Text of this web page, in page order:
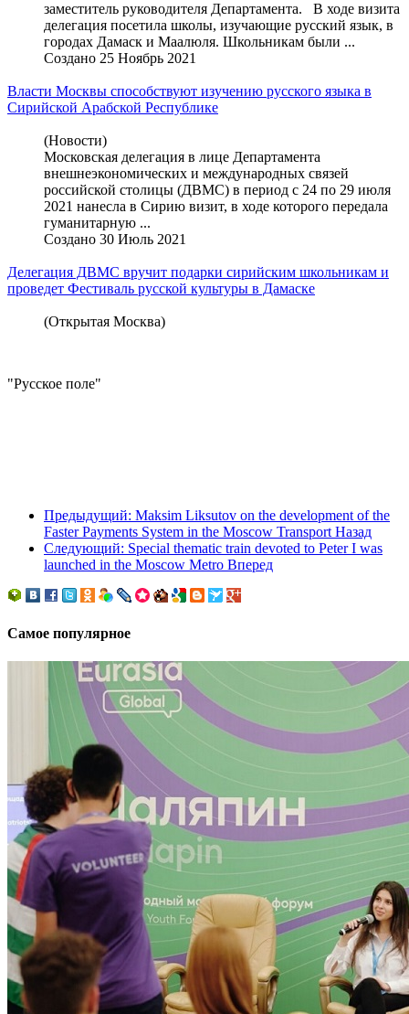
заместитель руководителя Департамента. В ходе визита
делегация посетила школы, изучающие русский язык, в
городах Дамаск и Маалюля. Школьникам были ...
Создано 25 Ноябрь 2021
Власти Москвы способствуют изучению русского языка в
Сирийской Арабской Республике
(Новости)
Московская делегация в лице Департамента
внешнеэкономических и международных связей
российской столицы (ДВМС) в период с 24 по 29 июля
2021 нанесла в Сирию визит, в ходе которого передала
гуманитарную ...
Создано 30 Июль 2021
Делегация ДВМС вручит подарки сирийским школьникам и
проведет Фестиваль русской культуры в Дамаске
(Открытая Москва)
"Русское поле"
Предыдущий: Maksim Liksutov on the development of the
Faster Payments System in the Moscow Transport Назад
Следующий: Special thematic train devoted to Peter I was
launched in the Moscow Metro Вперед
Самое популярное